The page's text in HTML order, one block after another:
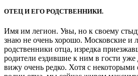
ОТЕЦ И ЕГО РОДСТВЕННИКИ.
Имя им легион. Увы, но к своему
знаю не очень хорошо. Московские и
родственники отца, изредка
родители ездившие к ним в гости уже
вижу очень редко. Хотя с некоторыми